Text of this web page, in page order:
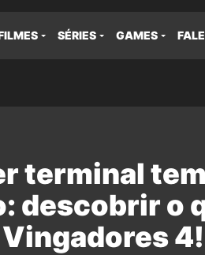
SÉRIES GAMES
terminal
descobrir o
4!